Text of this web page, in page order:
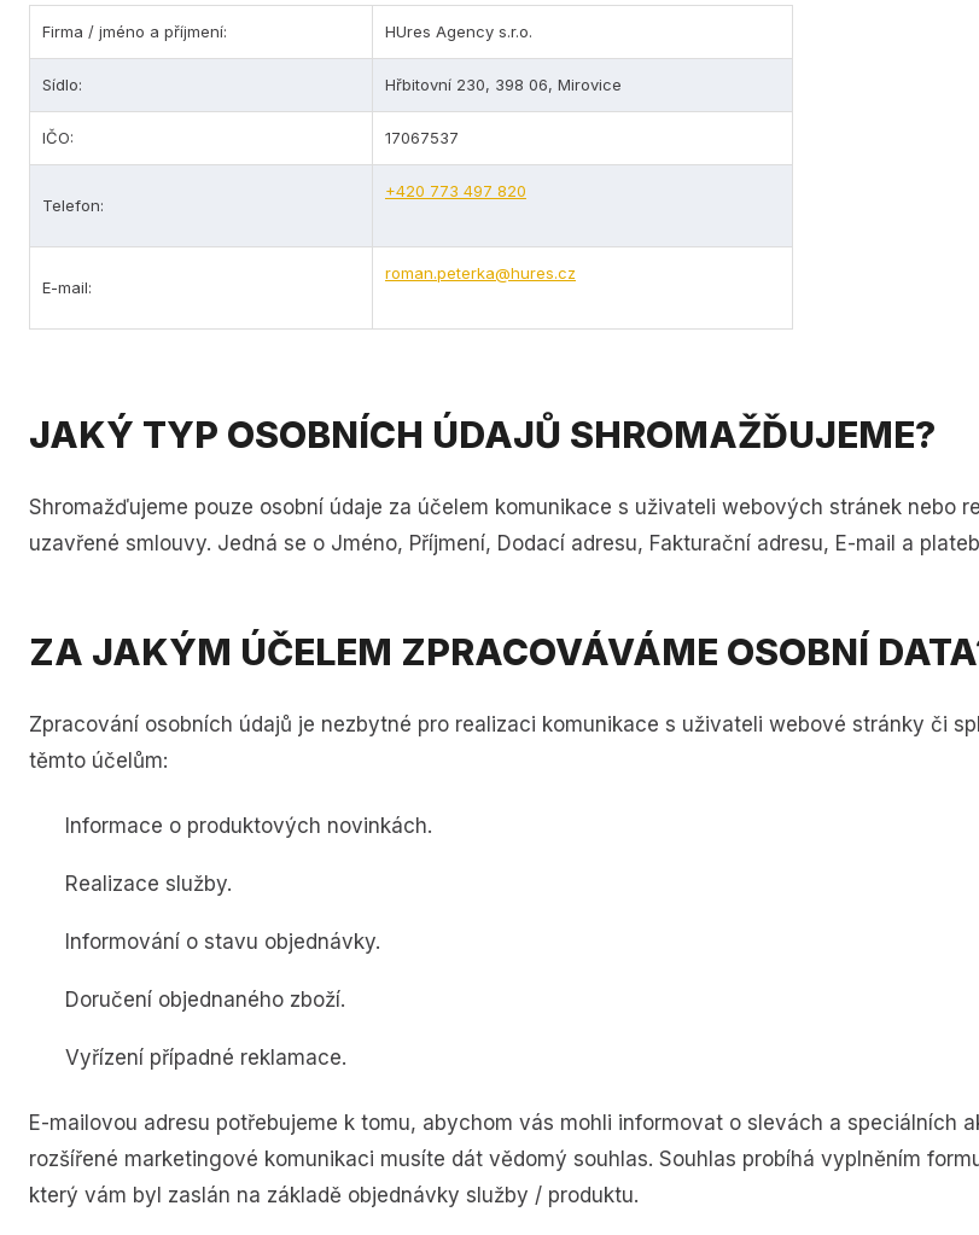
Firma / jméno a příjmení: HUres Agency s.r.o.
Sídlo: Hřbitovní 230, 398 06, Mirovice
IČO: 17067537
Telefon:
+420 773 497 820
E-mail:
roman.peterka@hures.cz
JAKÝ TYP OSOBNÍCH ÚDAJŮ SHROMAŽĎUJEME?
Shromažďujeme pouze osobní údaje za účelem komunikace s uživateli webových stránek nebo
uzavřené smlouvy. Jedná se o Jméno, Příjmení, Dodací adresu, Fakturační adresu, E-mail a
ZA JAKÝM ÚČELEM ZPRACOVÁVÁME OSOBNÍ
Zpracování osobních údajů je nezbytné pro realizaci komunikace s uživateli webové stránky či
těmto účelům:
Informace o produktových novinkách.
Realizace služby.
Informování o stavu objednávky.
Doručení objednaného zboží.
Vyřízení případné reklamace.
E-mailovou adresu potřebujeme k tomu, abychom vás mohli informovat o slevách a speciálních
rozšířené marketingové komunikaci musíte dát vědomý souhlas. Souhlas probíhá vyplněním
který vám byl zaslán na základě objednávky služby / produktu.